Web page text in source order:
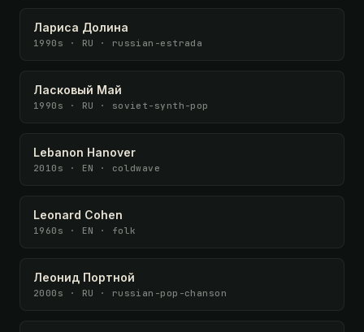
Лариса Долина
1990s · RU · russian-estrada
Ласковый Май
1990s · RU · soviet-synth-pop
Lebanon Hanover
2010s · EN · coldwave
Leonard Cohen
1960s · EN · folk
Леонид Портной
2000s · RU · russian-pop-chanson